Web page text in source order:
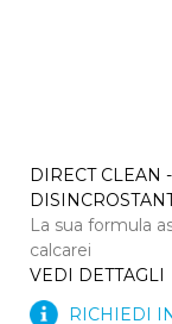
DIRECT CLEAN
La sua formula
calcarei
VEDI DETTAGLI
RICHIEDI